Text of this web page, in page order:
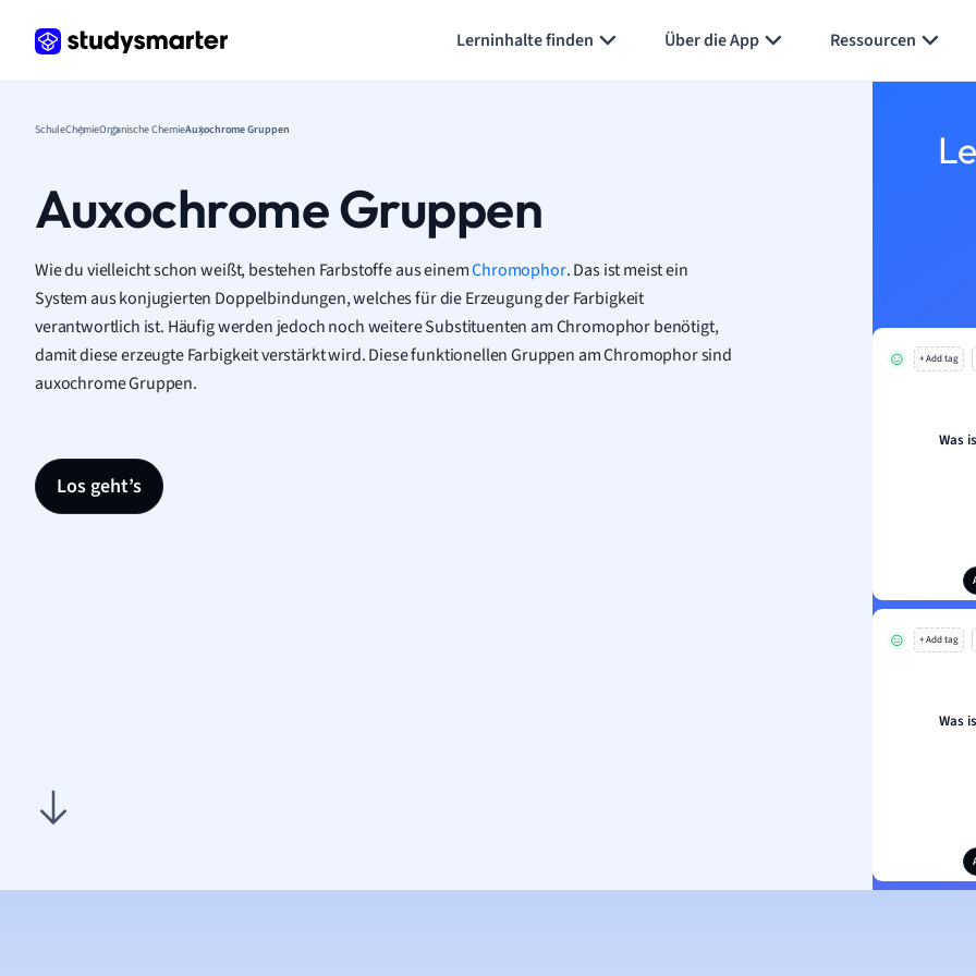
Lerninhalte finden Über die App Ressourcen
SchuleChemieOrganische ChemieAuxochrome Gruppen
Auxochrome Gruppen
Wie du vielleicht schon weißt, bestehen Farbstoffe aus einemChromophor. Das ist meist ein
System aus konjugierten Doppelbindungen, welches für die Erzeugung der Farbigkeit
verantwortlich ist. Häufig werden jedoch noch weitere Substituenten am Chromophor benötigt,
damit diese erzeugte Farbigkeit verstärkt wird. Diese funktionellen Gruppen am Chromophor sind
auxochrome Gruppen.
Los geht’s
+ Add tag
Was
+ Add tag
Was